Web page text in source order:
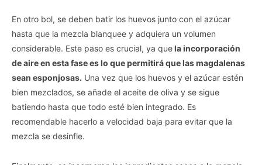
En otro bol, se deben batir los huevos junto con el azúcar
hasta que la mezcla blanquee y adquiera un volumen
considerable. Este paso es crucial, ya quela incorporación
de aire en esta fase es lo que permitirá que las magdalenas
sean esponjosas. Una vez que los huevos y el azúcar estén
bien mezclados, se añade el aceite de oliva y se sigue
batiendo hasta que todo esté bien integrado. Es
recomendable hacerlo a velocidad baja para evitar que la
mezcla se desinfle.